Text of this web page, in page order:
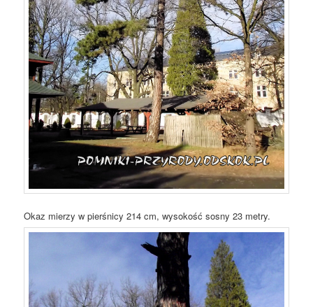
Okaz mierzy w pierśnicy 214 cm, wysokość sosny 23 metry.